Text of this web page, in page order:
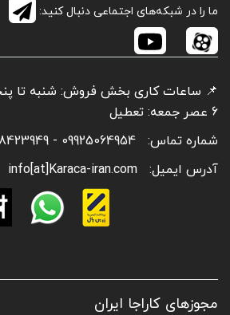
ما را در شبکه‌های اجتماعی دنبال کنید:
6 عصر جمعه: تعطیل
شماره تماس:
09925064954 - 02128423949
آدرس ایمیل:
info[at]Karaca-iran.com
مجوزهای کاراجا ایران